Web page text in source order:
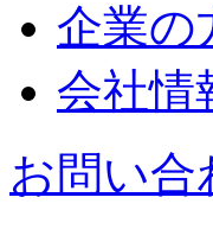
企業の
会社情
お問い合